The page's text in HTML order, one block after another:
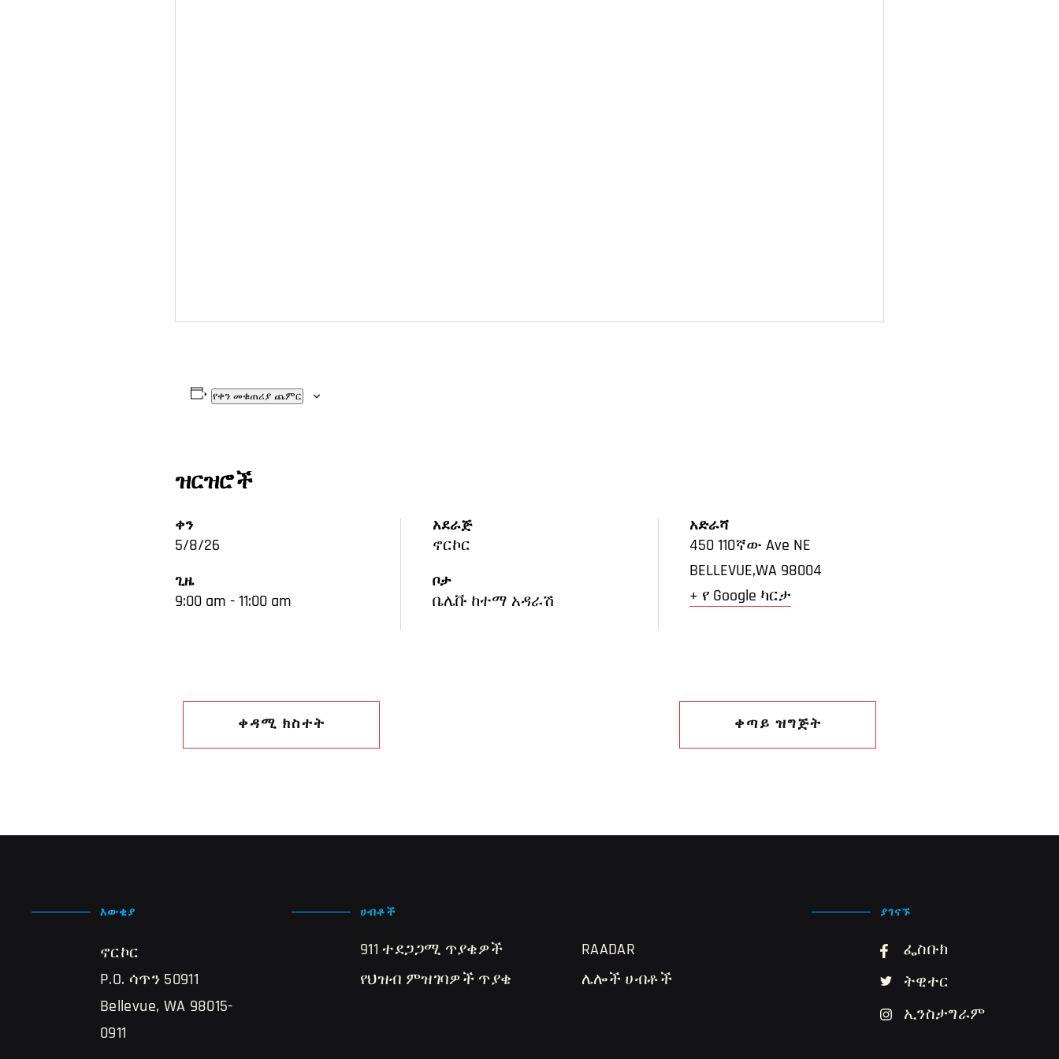
የቀን መቁጠሪያ ጨምር
ዝርዝሮች
ቀን
5/8/26
ጊዜ
9:00 am - 11:00 am
አደራጅ
ኖርኮር
ቦታ
ቤሌቩ ከተማ አዳራሽ
አድራሻ
450 110ኛው Ave NE
BELLEVUE,WA 98004
+ የ Google ካርታ
ቀዳሚ ክስተት ቀጣይ ዝግጅት
እውቂያ
ኖርኮር
P.O. ሳጥን 50911
Bellevue, WA 98015-
0911
ሀብቶች
911 ተደጋጋሚ ጥያቄዎች
የህዝብ ምዝገባዎች ጥያቄ
RAADAR
ሌሎች ሀብቶች
ያገናኙ
ፌስቡክ
ትዊተር
ኢንስታግራም